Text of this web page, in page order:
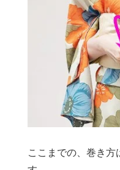
ここまでの、巻き方